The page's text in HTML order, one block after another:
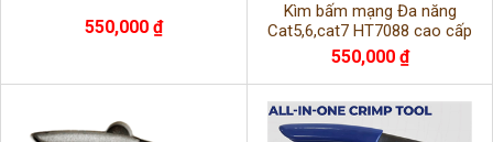
550,000 ₫
Kìm bấm mạng Đa năng
Cat5,6,cat7 HT7088 cao cấp
550,000 ₫